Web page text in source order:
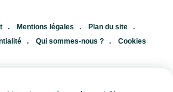
: Activités au fil de l'eau entre Angers et
Mentions légales
Plan du site
Qui sommes-nous ? Cookies